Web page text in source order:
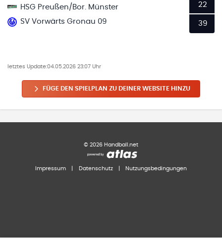
HSG Preußen/Bor. Münster
SV Vorwärts Gronau 09
22
39
letztes Update:04.05.2026 23:07 Uhr
FÜGE DEN SPIELPLAN ZU DEINER WEBSITE HINZU
© 2026 Handball.net
Impressum Datenschutz Nutzungsbedingungen